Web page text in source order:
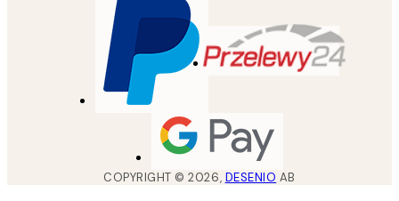
COPYRIGHT ©2026, DESENIO AB